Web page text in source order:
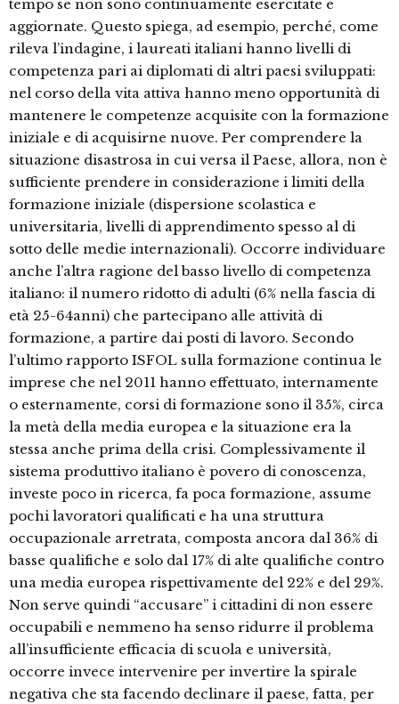
tempo se non sono continuamente esercitate e
aggiornate. Questo spiega, ad esempio, perché, come
rileva l’indagine, i laureati italiani hanno livelli di
competenza pari ai diplomati di altri paesi sviluppati:
nel corso della vita attiva hanno meno opportunità di
mantenere le competenze acquisite con la formazione
iniziale e di acquisirne nuove. Per comprendere la
situazione disastrosa in cui versa il Paese, allora, non è
sufficiente prendere in considerazione i limiti della
formazione iniziale (dispersione scolastica e
universitaria, livelli di apprendimento spesso al di
sotto delle medie internazionali). Occorre individuare
anche l’altra ragione del basso livello di competenza
italiano: il numero ridotto di adulti (6% nella fascia di
età 25-64anni) che partecipano alle attività di
formazione, a partire dai posti di lavoro. Secondo
l’ultimo rapporto ISFOL sulla formazione continua le
imprese che nel 2011 hanno effettuato, internamente
o esternamente, corsi di formazione sono il 35%, circa
la metà della media europea e la situazione era la
stessa anche prima della crisi. Complessivamente il
sistema produttivo italiano è povero di conoscenza,
investe poco in ricerca, fa poca formazione, assume
pochi lavoratori qualificati e ha una struttura
occupazionale arretrata, composta ancora dal 36% di
basse qualifiche e solo dal 17% di alte qualifiche contro
una media europea rispettivamente del 22% e del 29%.
Non serve quindi “accusare” i cittadini di non essere
occupabili e nemmeno ha senso ridurre il problema
all’insufficiente efficacia di scuola e università,
occorre invece intervenire per invertire la spirale
negativa che sta facendo declinare il paese, fatta, per